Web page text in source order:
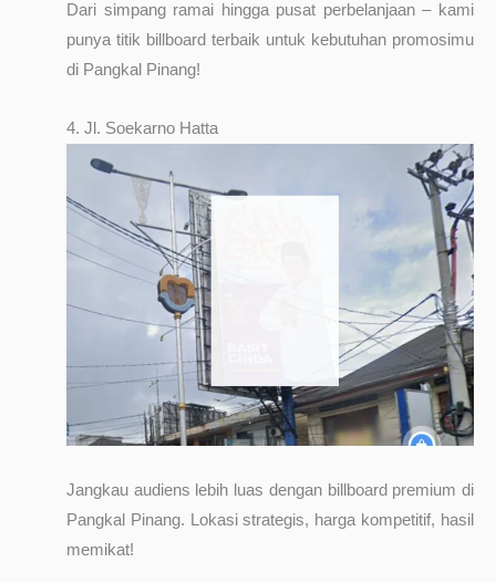
Dari simpang ramai hingga pusat perbelanjaan – kami
punya titik billboard terbaik untuk kebutuhan promosimu
di Pangkal Pinang!
4. Jl. Soekarno Hatta
Jangkau audiens lebih luas dengan billboard premium di
Pangkal Pinang. Lokasi strategis, harga kompetitif, hasil
memikat!